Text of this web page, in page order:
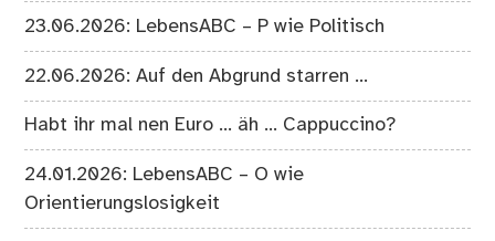
23.06.2026: LebensABC – P wie Politisch
22.06.2026: Auf den Abgrund starren …
Habt ihr mal nen Euro … äh … Cappuccino?
24.01.2026: LebensABC – O wie
Orientierungslosigkeit